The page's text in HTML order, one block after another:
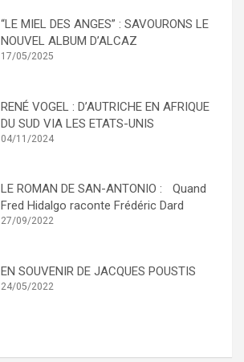
“LE MIEL DES ANGES” : SAVOURONS LE
NOUVEL ALBUM D’ALCAZ
17/05/2025
RENÉ VOGEL : D’AUTRICHE EN AFRIQUE
DU SUD VIA LES ETATS-UNIS
04/11/2024
LE ROMAN DE SAN-ANTONIO : Quand
Fred Hidalgo raconte Frédéric Dard
27/09/2022
EN SOUVENIR DE JACQUES POUSTIS
24/05/2022